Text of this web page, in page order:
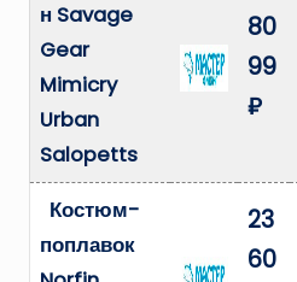
н Savage
Gear
Mimicry
Urban
Salopetts
80
99
₽
Костюм-
поплавок
23
60